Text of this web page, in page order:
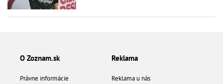
O Zoznam.sk
Právne informácie
Reklama
Reklama u nás